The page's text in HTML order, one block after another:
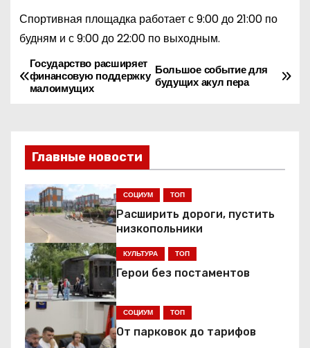
Спортивная площадка работает с 9:00 до 21:00 по
будням и с 9:00 до 22:00 по выходным.
Н
а
г
а
ц
и
я
п
Большое событие для
будущих акул пера
Государство расширяет
финансовую поддержку
малоимущих
Главные новости
СОЦИУМ ТОП
Расширить дороги, пустить
низкопольники
КУЛЬТУРА ТОП
Герои без постаментов
СОЦИУМ ТОП
От парковок до тарифов